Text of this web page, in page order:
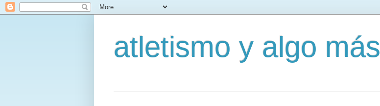
atletismo y algo más